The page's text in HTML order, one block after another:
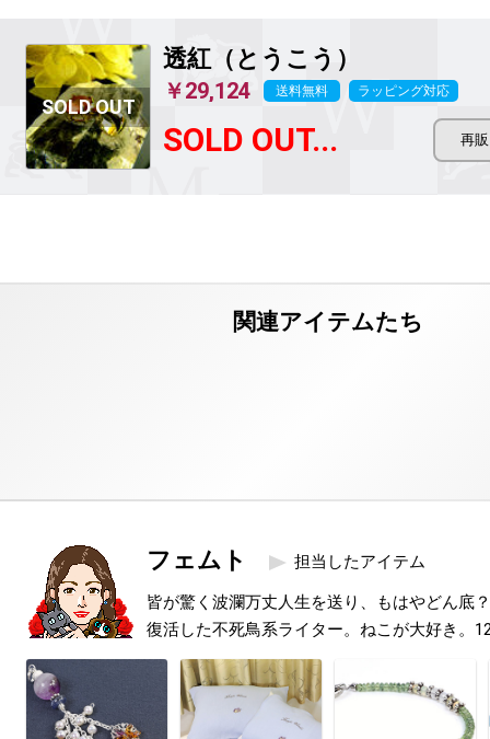
透紅（とうこう）
￥29,124 送料無料 ラッピング対応
SOLD OUT...
フェムト 担当したアイテム
皆が驚く波瀾万丈人生を送り、もはやどん底
復活した不死鳥系ライター。ねこが大好き。